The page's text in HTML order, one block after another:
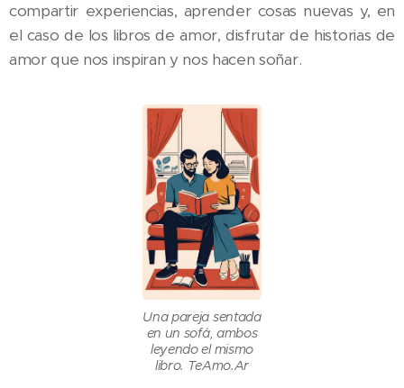
compartir experiencias, aprender cosas nuevas y, en
el caso de los libros de amor, disfrutar de historias de
amor que nos inspiran y nos hacen soñar.
Una pareja sentada
en un sofá, ambos
leyendo el mismo
libro. TeAmo.Ar